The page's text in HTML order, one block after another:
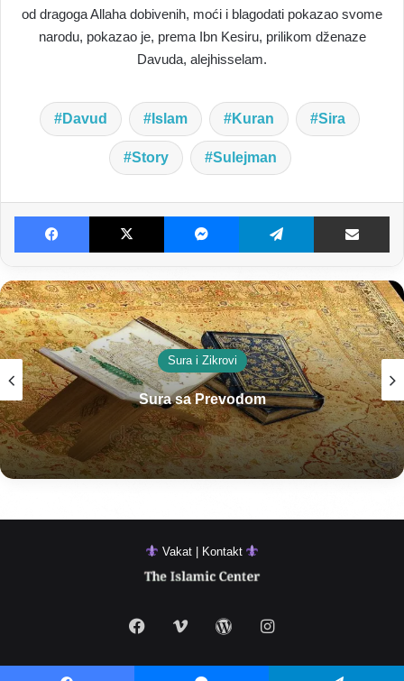
od dragoga Allaha dobivenih, moći i blagodati pokazao svome
narodu, pokazao je, prema Ibn Kesiru, prilikom dženaze
Davuda, alejhisselam.
Davud Islam Kuran Sira
Story Sulejman
Facebook X Messenger Telegram
Sura i Zikrovi
Sura sa Prevodom
Vakat | Kontakt
FacebookVimeo WordPressInstagram